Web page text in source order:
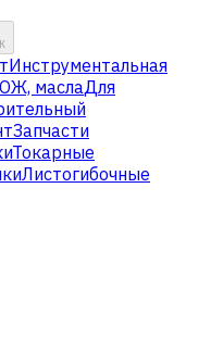
Инструментальная
маслаДля
Запчасти
Токарные
Листогибочные